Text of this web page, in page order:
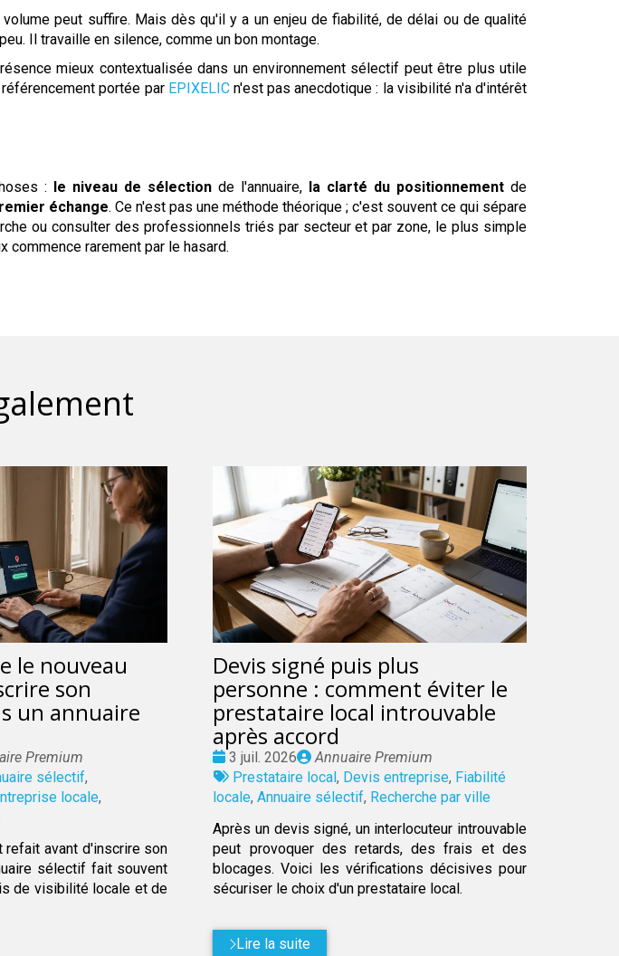
peut suffire. Mais dès qu'il y a un enjeu de fiabilité, de délai ou de qualité
Il travaille en silence, comme un bon montage.
mieux contextualisée dans un environnement sélectif peut être plus utile
portée par EPIXELICn'est pas anecdotique : la visibilité n'a d'intérêt
: le niveau de sélection de l'annuaire, la clarté du positionnement de
échange. Ce n'est pas une méthode théorique ; c'est souvent ce qui sépare
ou consulter des professionnels triés par secteur et par zone, le plus simple
commence rarement par le hasard.
le nouveau
son
un annuaire
Premium
sélectif,
locale,
avant d'inscrire son
sélectif fait souvent
de visibilité locale et de
Devis signé puis plus
personne : comment éviter le
prestataire local introuvable
après accord
Date
:
3 juil. 2026
Publié
par
Annuaire Premium
Tags
:
Prestataire local, Devis entreprise, Fiabilité
locale,Annuaire sélectif, Recherche par ville
Après un devis signé, un interlocuteur introuvable
peut provoquer des retards, des frais et des
blocages. Voici les vérifications décisives pour
sécuriser le choix d'un prestataire local.
Lire la suite